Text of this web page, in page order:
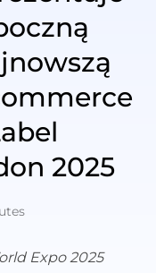
2025
Expo 2025